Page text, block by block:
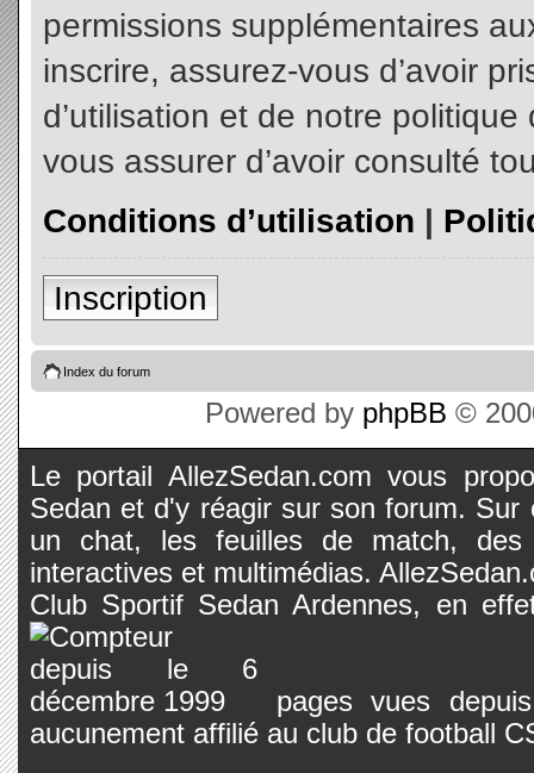
permissions supplémentaires
inscrire, assurez-vous d’avoir
d’utilisation et de notre
vous assurer d’avoir consulté
Conditions d’utilisation |
Inscription
Index du forum
Powered by phpBB ©
Le portail AllezSedan.com vous
Sedan et d'y réagir sur son forum.
un chat, les feuilles de match, des
interactives et multimédias.
Club Sportif Sedan Ardennes, en
pages vues
aucunement affilié au club de football